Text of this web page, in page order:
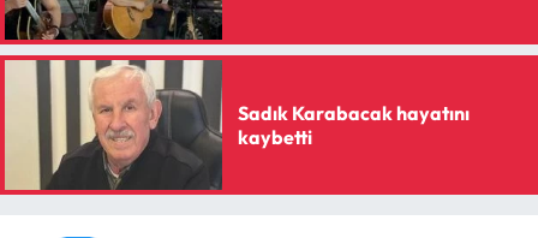
Sadık Karabacak hayatını
kaybetti